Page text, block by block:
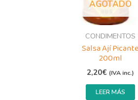
AGOTADO
CONDIMENTOS
Salsa Ají
200ml
2,20€ (IVA inc.)
LEER MÁS